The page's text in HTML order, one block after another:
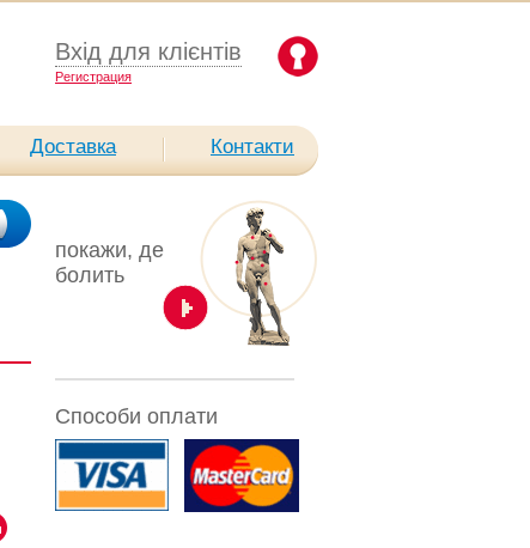
Вхід для клієнтів
Pегистрация
Доставка Контакти
покажи, де
болить
Способи оплати